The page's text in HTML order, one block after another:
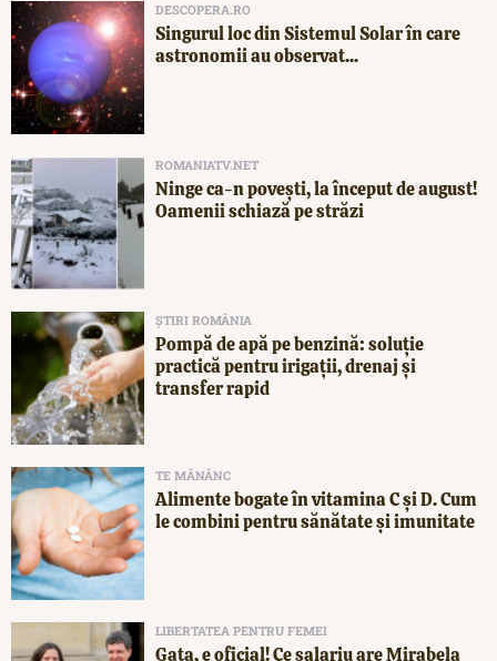
DESCOPERA.RO
Singurul loc din Sistemul Solar în care
astronomii au observat...
ROMANIATV.NET
Ninge ca-n povești, la început de august!
Oamenii schiază pe străzi
ȘTIRI ROMÂNIA
Pompă de apă pe benzină: soluție
practică pentru irigații, drenaj și
transfer rapid
TE MĂNÂNC
Alimente bogate în vitamina C și D. Cum
le combini pentru sănătate și imunitate
LIBERTATEA PENTRU FEMEI
Gata, e oficial! Ce salariu are Mirabela